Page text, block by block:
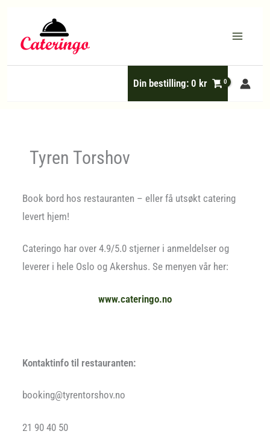
Din bestilling:0 kr
Tyren Torshov
Book bord hos restauranten – eller få utsøkt catering
levert hjem!
Cateringo har over 4.9/5.0 stjerner i anmeldelser og
leverer i hele Oslo og Akershus. Se menyen vår her:
www.cateringo.no
Kontaktinfo til restauranten:
booking@tyrentorshov.no
21 90 40 50